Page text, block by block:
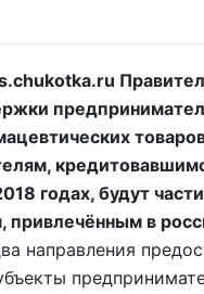
годах, будут
привлечённым в
направления